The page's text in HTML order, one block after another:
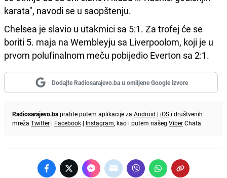
karata", navodi se u saopštenju.
Chelsea je slavio u utakmici sa 5:1. Za trofej će se
boriti 5. maja na Wembleyju sa Liverpoolom, koji je u
prvom polufinalnom meču pobijedio Everton sa 2:1.
Dodajte Radiosarajevo.ba u omiljene Google izvore
Radiosarajevo.bapratite putem aplikacije za Android | iOS i društvenih
mreža Twitter | Facebook | Instagram, kao i putem našeg ViberChata.